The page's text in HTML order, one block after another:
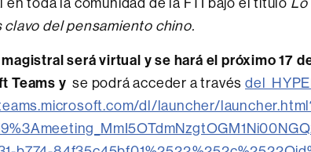
clavo del pensamiento chino.
será virtual y se hará el próximo 17
Teams yse podrá acceder a travésdel
dl/launcher/